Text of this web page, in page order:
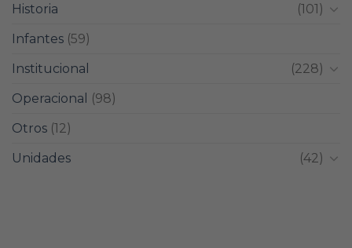
Historia
(101)
Infantes (59)
Institucional
(228)
Operacional
(98)
Otros (12)
Unidades
(42)